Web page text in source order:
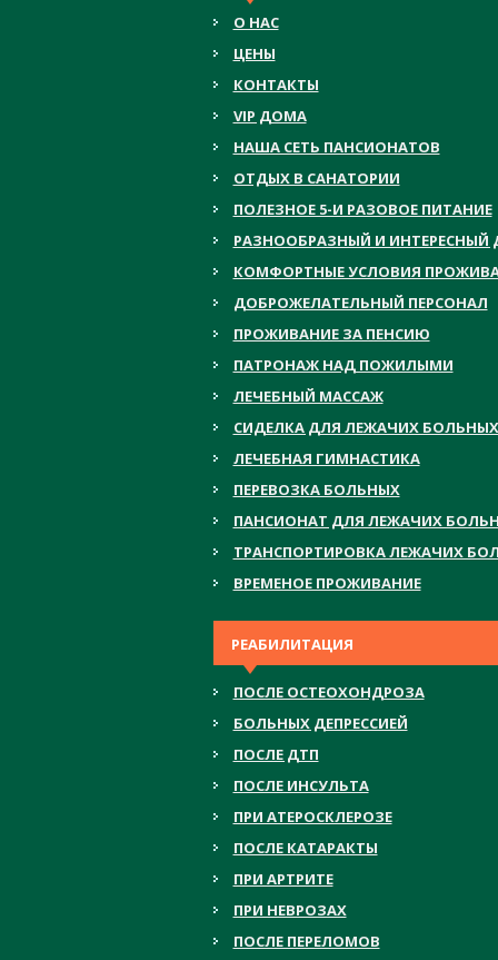
О НАС
ЦЕНЫ
КОНТАКТЫ
VIP ДОМА
НАША СЕТЬ ПАНСИОНАТОВ
ОТДЫХ В САНАТОРИИ
ПОЛЕЗНОЕ 5-И РАЗОВОЕ ПИТАНИЕ
РАЗНООБРАЗНЫЙ И ИНТЕРЕСНЫЙ
КОМФОРТНЫЕ УСЛОВИЯ
ДОБРОЖЕЛАТЕЛЬНЫЙ ПЕРСОНАЛ
ПРОЖИВАНИЕ ЗА ПЕНСИЮ
ПАТРОНАЖ НАД ПОЖИЛЫМИ
ЛЕЧЕБНЫЙ МАССАЖ
СИДЕЛКА ДЛЯ ЛЕЖАЧИХ БОЛЬНЫХ
ЛЕЧЕБНАЯ ГИМНАСТИКА
ПЕРЕВОЗКА БОЛЬНЫХ
ПАНСИОНАТ ДЛЯ ЛЕЖАЧИХ
ТРАНСПОРТИРОВКА ЛЕЖАЧИХ
ВРЕМЕНОЕ ПРОЖИВАНИЕ
РЕАБИЛИТАЦИЯ
ПОСЛЕ ОСТЕОХОНДРОЗА
БОЛЬНЫХ ДЕПРЕССИЕЙ
ПОСЛЕ ДТП
ПОСЛЕ ИНСУЛЬТА
ПРИ АТЕРОСКЛЕРОЗЕ
ПОСЛЕ КАТАРАКТЫ
ПРИ АРТРИТЕ
ПРИ НЕВРОЗАХ
ПОСЛЕ ПЕРЕЛОМОВ